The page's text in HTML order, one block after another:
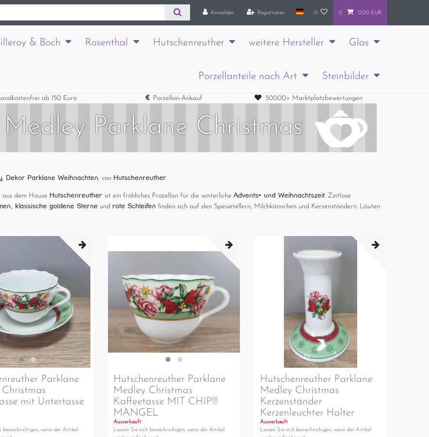
Anmelden Registrieren 0 0 0,00 EUR
& Boch Rosenthal Hutschenreuther weitere Hersteller Glas
Porzellanteile nach Art Steinbilder
ab 150 Euro Porzellan-Ankauf 50000+ Marktplatzbewertungen
Parklane Christmas
Dekor Parklane Weihnachten, von Hutschenreuther.
aus dem Hause Hutschenreuther ist ein fröhliches Prozellan für die winterliche Advents- und Weihnachtszeit. Zeitlose
klassische goldene Sterne und rote Schleifen finden sich auf den Speisetellern, Milchkännchen und Kerzenständern. Läuten
Parklane
mit Untertasse
benachrichigen, wenn der Artikel
Hutschenreuther Parklane
Medley Christmas
Kaffeetasse MIT CHIP!!!
MANGEL
Ausverkauft
Lassen Sie sich benachrichigen, wenn der Artikel
Hutschenreuther Parklane
Medley Christmas
Kerzenständer
Kerzenleuchter Halter
Ausverkauft
Lassen Sie sich benachrichigen, wenn der Artikel